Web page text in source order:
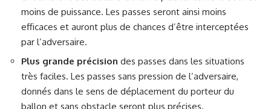
moins de puissance. Les passes seront ainsi moins
efficaces et auront plus de chances d’être interceptées
par l’adversaire.
Plus grande précision des passes dans les situations
très faciles. Les passes sans pression de l’adversaire,
donnés dans le sens de déplacement du porteur du
ballon et sans obstacle seront plus précises.